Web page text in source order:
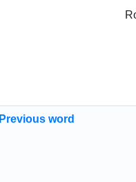
Previous word